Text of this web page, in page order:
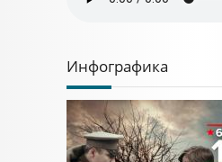
Инфографика